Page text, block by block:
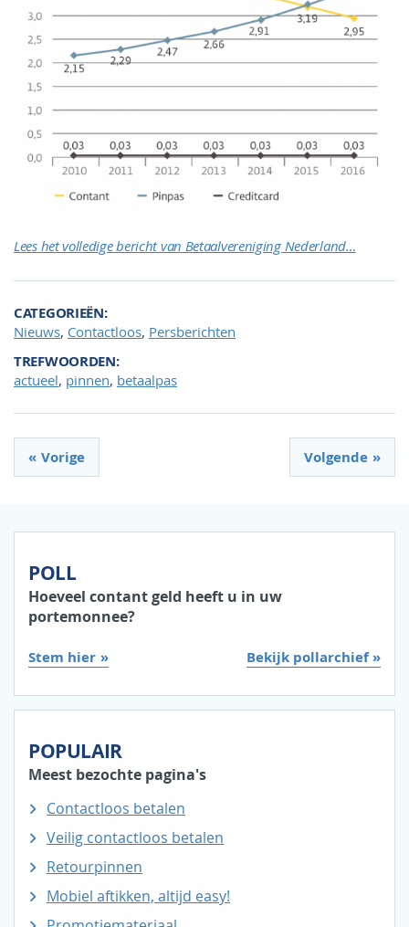
Lees het volledige bericht van Betaalvereniging Nederland…
CATEGORIEËN
Nieuws, Contactloos, Persberichten
TREFWOORDEN
actueel, pinnen, betaalpas
Vorige Volgende
POLL
Hoeveel contant geld heeft u in uw
portemonnee?
Stem hier Bekijk pollarchief »
POPULAIR
Meest bezochte pagina's
Contactloos betalen
Veilig contactloos betalen
Retourpinnen
Mobiel aftikken, altijd easy!